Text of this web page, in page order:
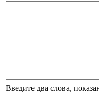
Введите два слова,